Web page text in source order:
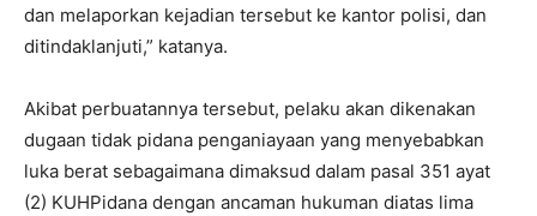
dan melaporkan kejadian tersebut ke kantor polisi, dan
ditindaklanjuti,” katanya.
Akibat perbuatannya tersebut, pelaku akan dikenakan
dugaan tidak pidana penganiayaan yang menyebabkan
luka berat sebagaimana dimaksud dalam pasal 351 ayat
(2) KUHPidana dengan ancaman hukuman diatas lima